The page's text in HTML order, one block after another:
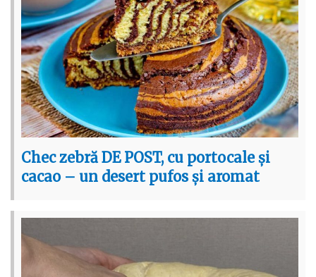
Chec zebră DE POST, cu portocale și
cacao – un desert pufos și aromat